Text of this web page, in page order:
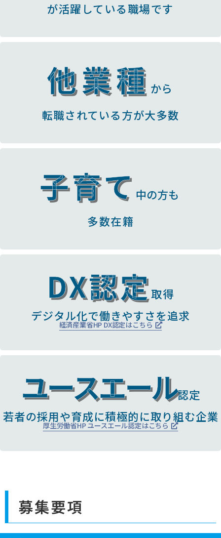
が活躍している職場です
他業種 から
転職されている方が大多数
子育て 中の方も
多数在籍
DX認定取得
デジタル化で働きやすさを追求
経済産業省HP DX認定はこちら
ユースエール認定
若者の採用や育成に積極的に取り組む企業
厚生労働省HP ユースエール認定はこちら
募集要項